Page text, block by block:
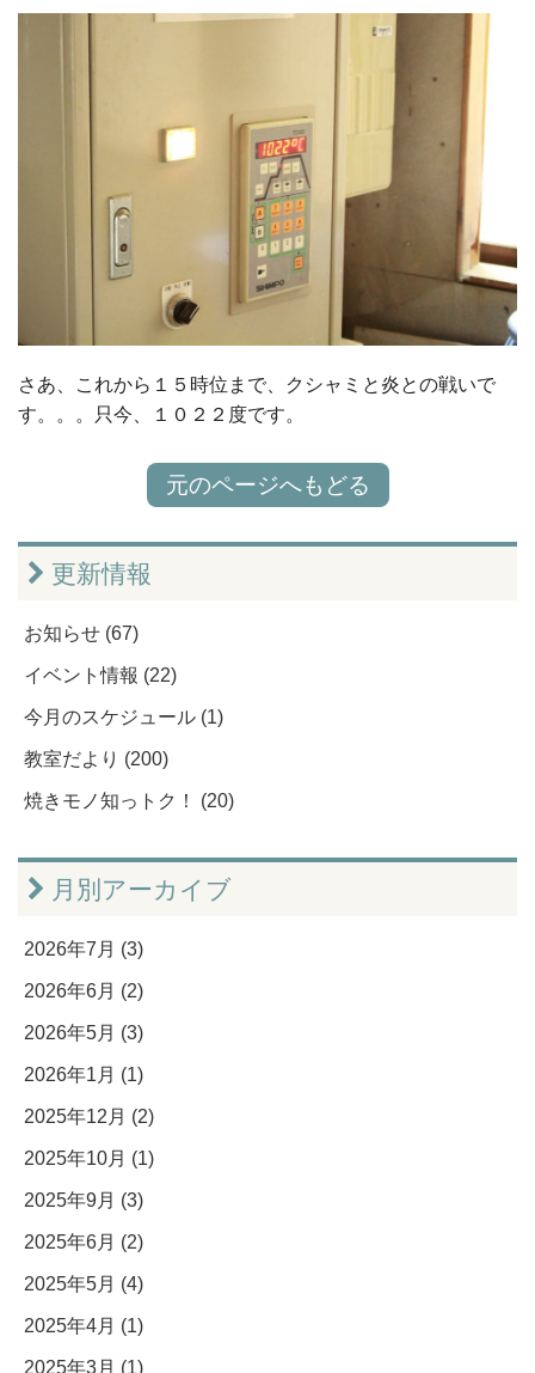
さあ、これから１５時位まで、クシャミと炎との戦いで
す。。。只今、１０２２度です。
元のページへもどる
更新情報
お知らせ (67)
イベント情報 (22)
今月のスケジュール (1)
教室だより (200)
焼きモノ知っトク！ (20)
月別アーカイブ
2026年7月 (3)
2026年6月 (2)
2026年5月 (3)
2026年1月 (1)
2025年12月 (2)
2025年10月 (1)
2025年9月 (3)
2025年6月 (2)
2025年5月 (4)
2025年4月 (1)
2025年3月 (1)